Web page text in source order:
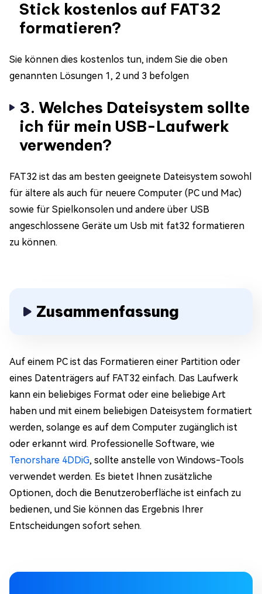
Stick kostenlos auf FAT32
formatieren?
Sie können dies kostenlos tun, indem Sie die oben
genannten Lösungen 1, 2 und 3 befolgen
3. Welches Dateisystem sollte
ich für mein USB-Laufwerk
verwenden?
FAT32 ist das am besten geeignete Dateisystem sowohl
für ältere als auch für neuere Computer (PC und Mac)
sowie für Spielkonsolen und andere über USB
angeschlossene Geräte um Usb mit fat32 formatieren
zu können.
Zusammenfassung
Auf einem PC ist das Formatieren einer Partition oder
eines Datenträgers auf FAT32 einfach. Das Laufwerk
kann ein beliebiges Format oder eine beliebige Art
haben und mit einem beliebigen Dateisystem formatiert
werden, solange es auf dem Computer zugänglich ist
oder erkannt wird. Professionelle Software, wie
Tenorshare 4DDiG, sollte anstelle von Windows-Tools
verwendet werden. Es bietet Ihnen zusätzliche
Optionen, doch die Benutzeroberfläche ist einfach zu
bedienen, und Sie können das Ergebnis Ihrer
Entscheidungen sofort sehen.